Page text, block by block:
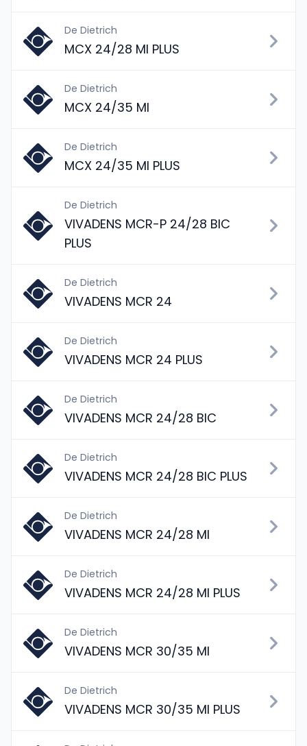
De Dietrich
MCX 24/28 MI PLUS
De Dietrich
MCX 24/35 MI
De Dietrich
MCX 24/35 MI PLUS
De Dietrich
VIVADENS MCR-P 24/28 BIC
PLUS
De Dietrich
VIVADENS MCR 24
De Dietrich
VIVADENS MCR 24 PLUS
De Dietrich
VIVADENS MCR 24/28 BIC
De Dietrich
VIVADENS MCR 24/28 BIC PLUS
De Dietrich
VIVADENS MCR 24/28 MI
De Dietrich
VIVADENS MCR 24/28 MI PLUS
De Dietrich
VIVADENS MCR 30/35 MI
De Dietrich
VIVADENS MCR 30/35 MI PLUS